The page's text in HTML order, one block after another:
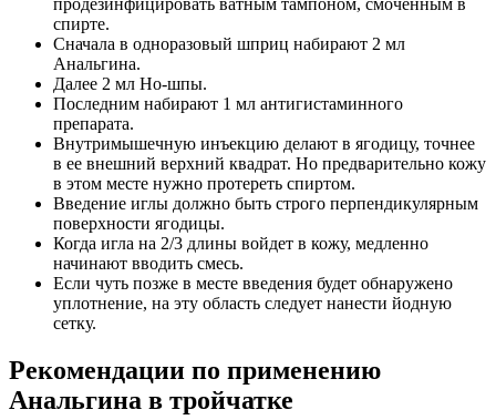
спирте.
Сначала в одноразовый шприц набирают 2 мл
Анальгина.
Далее 2 мл Но-шпы.
Последним набирают 1 мл антигистаминного
препарата.
Внутримышечную инъекцию делают в ягодицу, точнее
в ее внешний верхний квадрат. Но предварительно кожу
в этом месте нужно протереть спиртом.
Введение иглы должно быть строго перпендикулярным
поверхности ягодицы.
Когда игла на 2/3 длины войдет в кожу, медленно
начинают вводить смесь.
Если чуть позже в месте введения будет обнаружено
уплотнение, на эту область следует нанести йодную
сетку.
Рекомендации по применению
Анальгина в тройчатке